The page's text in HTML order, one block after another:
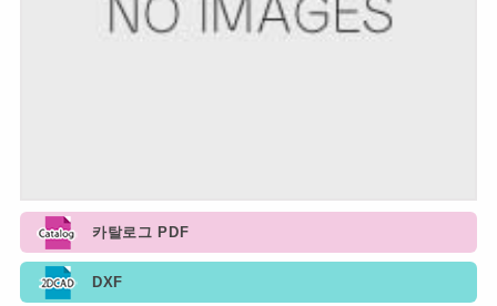
카탈로그 PDF
DXF